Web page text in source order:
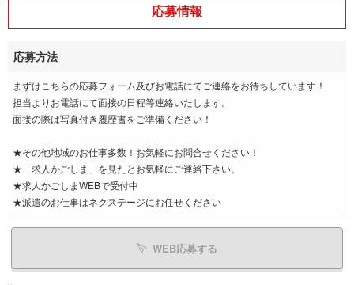
応募情報
応募方法
まずはこちらの応募フォーム及びお電話にてご連絡をお待ちしています！
担当よりお電話にて面接の日程等連絡いたします。
面接の際は写真付き履歴書をご準備ください！
★その他地域のお仕事多数！お気軽にお問合せください！
★「求人かごしま」を見たとお気軽にご連絡下さい。
★求人かごしまWEBで受付中
★派遣のお仕事はネクステージにお任せください
WEB応募する